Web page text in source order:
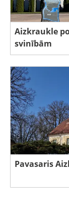
Aizkraukle
svinībām
Pavasaris